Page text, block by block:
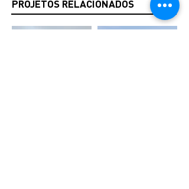
PROJETOS RELACIONADOS